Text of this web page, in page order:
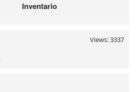
Inventario
Views: 3337